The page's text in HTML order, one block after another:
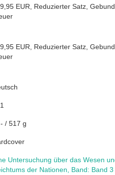
EUR Reduzierter Satz
EUR Reduzierter Satz
/ 517 g
Untersuchung über das Wesen
der Nationen
Band: Band 3